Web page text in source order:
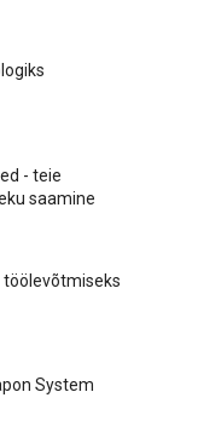
- teie
saamine
töölevõtmiseks
System